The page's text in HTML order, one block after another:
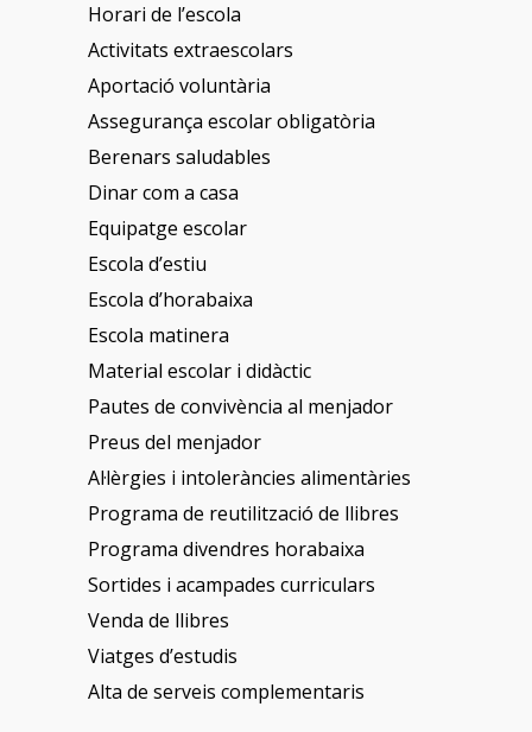
Horari de l’escola
Activitats extraescolars
Aportació voluntària
Assegurança escolar obligatòria
Berenars saludables
Dinar com a casa
Equipatge escolar
Escola d’estiu
Escola d’horabaixa
Escola matinera
Material escolar i didàctic
Pautes de convivència al menjador
Preus del menjador
Al·lèrgies i intoleràncies alimentàries
Programa de reutilització de llibres
Programa divendres horabaixa
Sortides i acampades curriculars
Venda de llibres
Viatges d’estudis
Alta de serveis complementaris